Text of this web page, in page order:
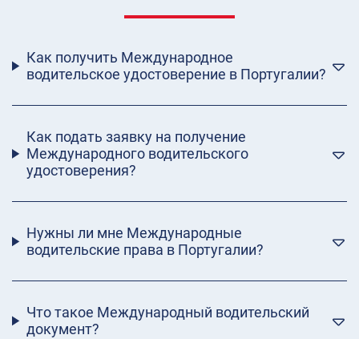
Как получить Международное
водительское удостоверение в Португалии?
Как подать заявку на получение
Международного водительского
удостоверения?
Нужны ли мне Международные
водительские права в Португалии?
Что такое Международный водительский
документ?